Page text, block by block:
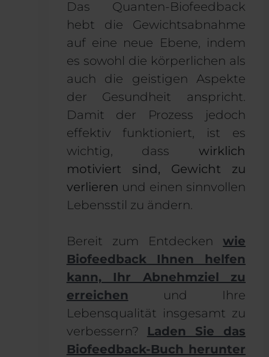
Das Quanten-Biofeedback
hebt die Gewichtsabnahme
auf eine neue Ebene, indem
es sowohl die körperlichen als
auch die geistigen Aspekte
der Gesundheit anspricht.
Damit der Prozess jedoch
effektiv funktioniert, ist es
wichtig, dasswirklich
motiviert sind, Gewicht zu
verlieren und einen sinnvollen
Lebensstil zu ändern.
Bereit zum Entdeckenwie
Biofeedback Ihnen helfen
kann, Ihr Abnehmziel zu
erreichen und Ihre
Lebensqualität insgesamt zu
verbessern? Laden Sie das
Biofeedback-Buch herunter